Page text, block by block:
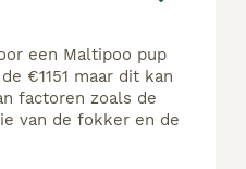
een Maltipoo pup
€1151 maar dit kan
factoren zoals de
van de fokker en de